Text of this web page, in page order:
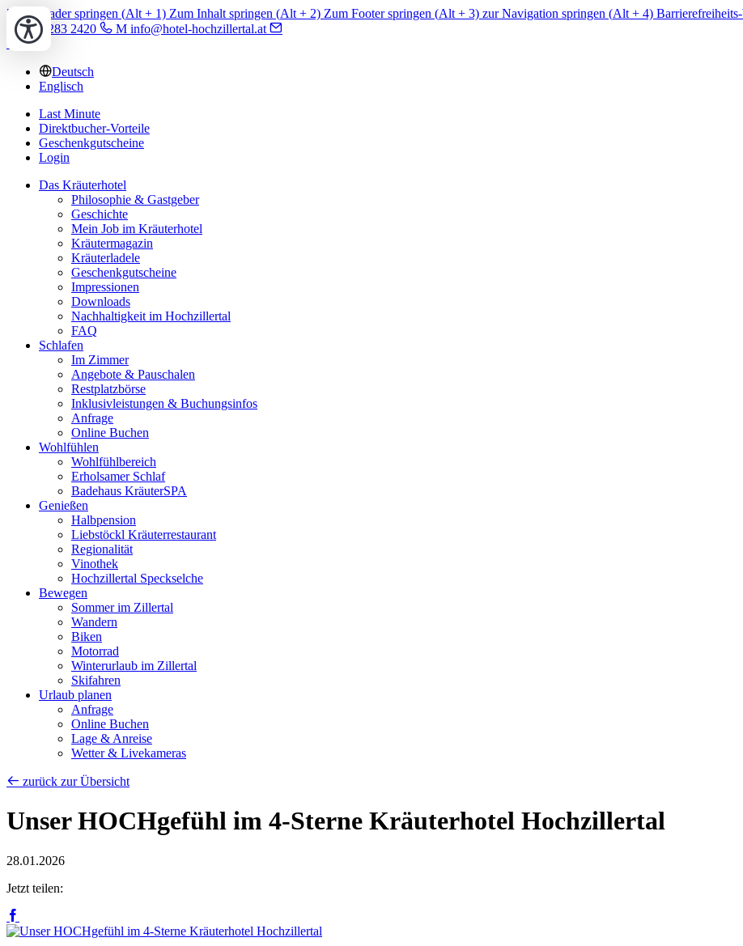
Zum Header springen (Alt + 1) Zum Inhalt springen (Alt + 2) Zum Footer springen (Alt + 3) zur Navigation springen (Alt + 4)
T +43 5283 2420
M info@hotel-hochzillertal.at
Deutsch
Englisch
Last Minute
Direktbucher-Vorteile
Geschenkgutscheine
Login
Das Kräuterhotel
Philosophie & Gastgeber
Geschichte
Mein Job im Kräuterhotel
Kräutermagazin
Kräuterladele
Geschenkgutscheine
Impressionen
Downloads
Nachhaltigkeit im Hochzillertal
FAQ
Schlafen
Im Zimmer
Angebote & Pauschalen
Restplatzbörse
Inklusivleistungen & Buchungsinfos
Anfrage
Online Buchen
Wohlfühlen
Wohlfühlbereich
Erholsamer Schlaf
Badehaus KräuterSPA
Genießen
Halbpension
Liebstöckl Kräuterrestaurant
Regionalität
Vinothek
Hochzillertal Speckselche
Bewegen
Sommer im Zillertal
Wandern
Biken
Motorrad
Winterurlaub im Zillertal
Skifahren
Urlaub planen
Anfrage
Online Buchen
Lage & Anreise
Wetter & Livekameras
zurück zur Übersicht
Unser HOCHgefühl im 4-Sterne Kräuterhotel Hochzillertal
28.01.2026
Jetzt teilen: